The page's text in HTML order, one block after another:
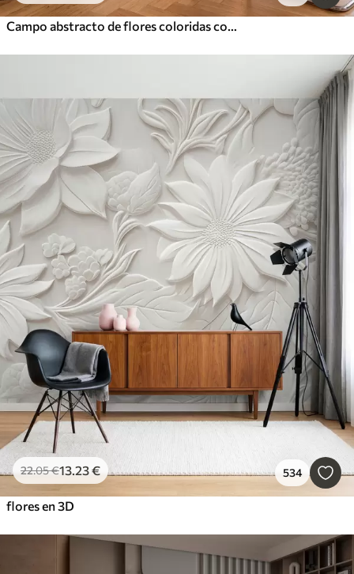
22.05€13.23€ 534
flores en 3D